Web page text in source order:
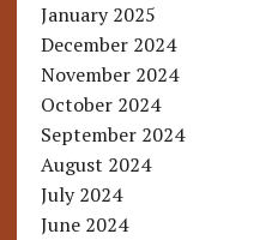
January 2025
December 2024
November 2024
October 2024
September 2024
August 2024
July 2024
June 2024